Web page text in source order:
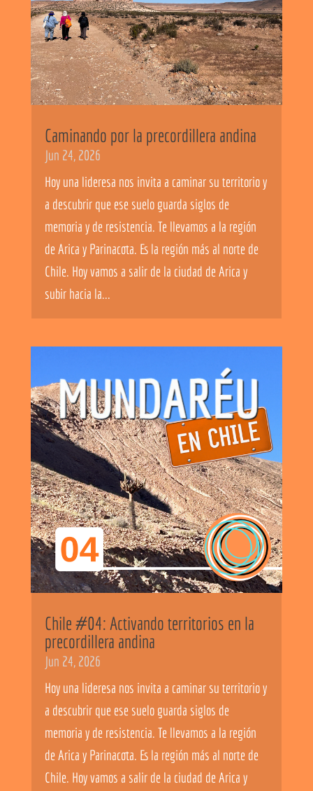
Caminando por la precordillera andina
Jun 24, 2026
Hoy una lideresa nos invita a caminar su territorio y
a descubrir que ese suelo guarda siglos de
memoria y de resistencia. Te llevamos a la región
de Arica y Parinacota. Es la región más al norte de
Chile. Hoy vamos a salir de la ciudad de Arica y
subir hacia la...
Chile #04: Activando territorios en la
precordillera andina
Jun 24, 2026
Hoy una lideresa nos invita a caminar su territorio y
a descubrir que ese suelo guarda siglos de
memoria y de resistencia. Te llevamos a la región
de Arica y Parinacota. Es la región más al norte de
Chile. Hoy vamos a salir de la ciudad de Arica y